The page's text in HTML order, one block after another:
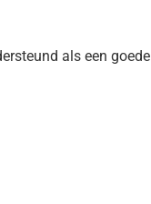
als een goede